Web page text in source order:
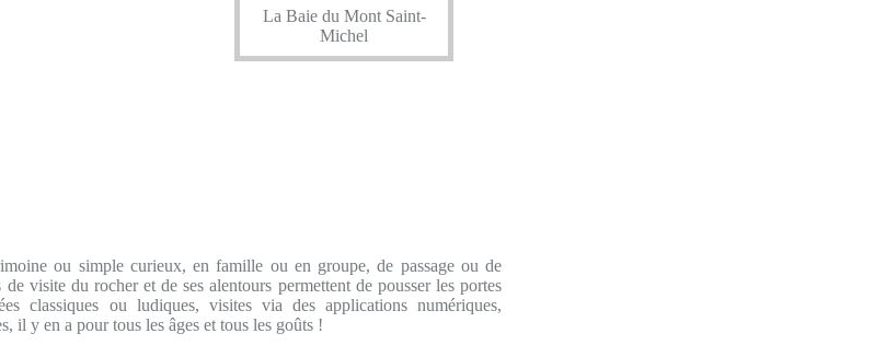
La Baie du Mont Saint-
Michel
ou simple curieux, en famille ou en groupe, de passage ou de
visite du rocher et de ses alentours permettent de pousser les portes
classiques ou ludiques, visites via des applications numériques,
il y en a pour tous les âges et tous les goûts !